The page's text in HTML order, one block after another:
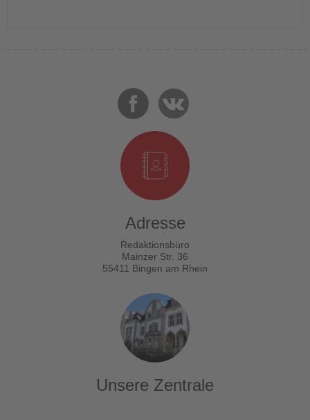
Adresse
Redaktionsbüro
Mainzer Str. 36
55411 Bingen am Rhein
Unsere Zentrale